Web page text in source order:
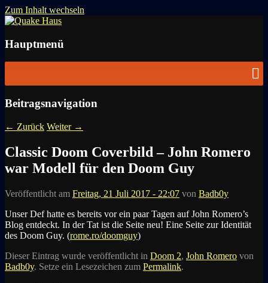
Zum Inhalt wechseln
Quake Haus
Hauptmenü
Beitragsnavigation
← Zurück Weiter →
Classic Doom Coverbild – John Romero
war Modell für den Doom Guy
Veröffentlicht am Freitag, 21 Juli 2017 - 22:07 von Badb0y
Unser Def hatte es bereits vor ein paar Tagen auf John Romero’s
Blog entdeckt. In der Tat ist die Seite neu! Eine Seite zur Identität
des Doom Guy. (rome.ro/doomguy)
Dieser Eintrag wurde veröffentlicht in Doom 2, John Romero von
Badb0y. Setze ein Lesezeichen zum Permalink.